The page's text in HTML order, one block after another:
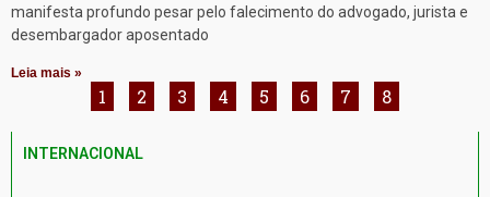
manifesta profundo pesar pelo falecimento do advogado, jurista e
desembargador aposentado
Leia mais »
1 2 3 4 5 6 7 8
INTERNACIONAL